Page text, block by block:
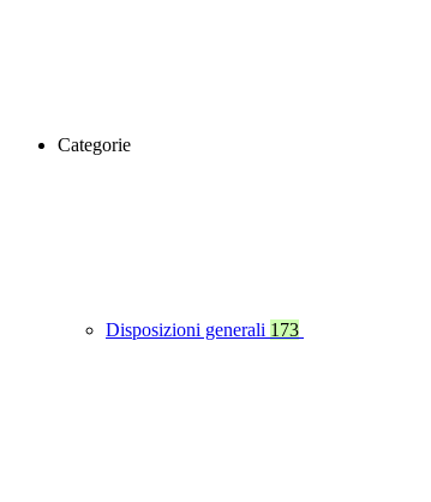
Categorie
Disposizioni generali 173